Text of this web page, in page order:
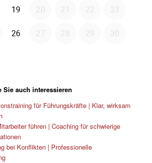
Sie auch interessieren
für Führungskräfte | Klar, wirksam
führen | Coaching für schwierige
bei Konflikten | Professionelle